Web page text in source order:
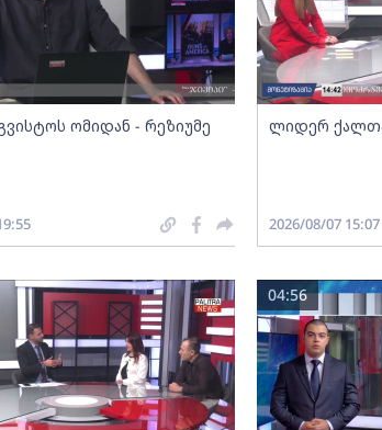
ომიდან - რეზიუმე ლიდერ
2026/08/07 15:07
04:56